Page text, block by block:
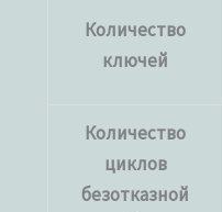
Количество
ключей
Количество
циклов
безотказной